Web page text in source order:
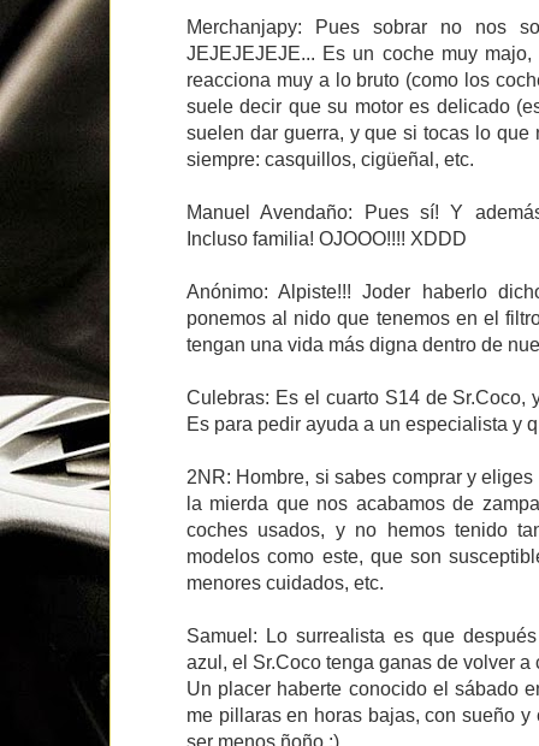
Merchanjapy: Pues sobrar no nos
JEJEJEJEJE... Es un coche muy
reacciona muy a lo bruto (como los
suele decir que su motor es delicado
suelen dar guerra, y que si tocas lo
siempre: casquillos, cigüeñal, etc.
Manuel Avendaño: Pues sí! Y
Incluso familia! OJOOO!!!! XDDD
Anónimo: Alpiste!!! Joder haberlo
ponemos al nido que tenemos en el
tengan una vida más digna dentro de
Culebras: Es el cuarto S14 de Sr.Coco,
Es para pedir ayuda a un especialista y
2NR: Hombre, si sabes comprar y
la mierda que nos acabamos de
coches usados, y no hemos tenido
modelos como este, que son
menores cuidados, etc.
Samuel: Lo surrealista es que
azul, el Sr.Coco tenga ganas de volver
Un placer haberte conocido el sábado
me pillaras en horas bajas, con sueño
ser menos ñoño ;)